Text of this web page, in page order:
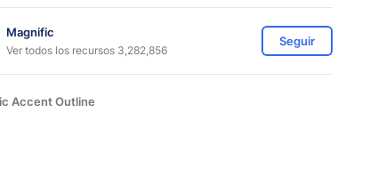
Magnific
Ver todos los recursos 3,282,856
Seguir
Accent Outline